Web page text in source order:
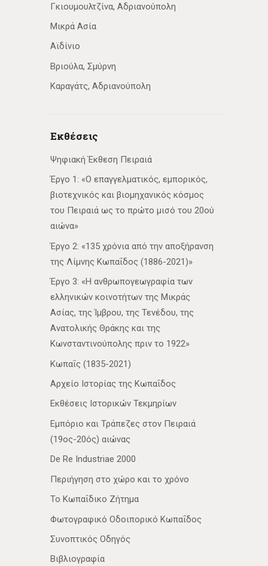
Γκιουμουλτζίνα, Αδριανούπολη
Μικρά Ασία
Αϊδίνιο
Βριούλα, Σμύρνη
Καραγάτς, Αδριανούπολη
Εκθέσεις
Ψηφιακή Έκθεση Πειραιά
Έργο 1: «Ο επαγγελματικός, εμπορικός,
βιοτεχνικός και βιομηχανικός κόσμος
του Πειραιά ως το πρώτο μισό του 20ού
αιώνα»
Έργο 2: «135 χρόνια από την αποξήρανση
της Λίμνης Κωπαΐδος (1886-2021)»
Έργο 3: «Η ανθρωπογεωγραφία των
ελληνικών κοινοτήτων της Μικράς
Ασίας, της Ίμβρου, της Τενέδου, της
Ανατολικής Θράκης και της
Κωνσταντινούπολης πριν το 1922»
Κωπαΐς (1835-2021)
Αρχείο Ιστορίας της Κωπαΐδος
Εκθέσεις Ιστορικών Τεκμηρίων
Εμπόριο και Τράπεζες στον Πειραιά
(19ος-20ός) αιώνας
De Re Industriae 2000
Περιήγηση στο χώρο και το χρόνο
Το Κωπαΐδικο Ζήτημα
Φωτογραφικό Οδοιπορικό Κωπαΐδος
Συνοπτικός Οδηγός
Βιβλιογραφία